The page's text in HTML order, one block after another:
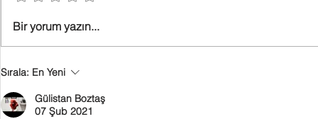
Bir yorum yazın...
Sırala: En Yeni
Gülistan Boztaş
07 Şub 2021